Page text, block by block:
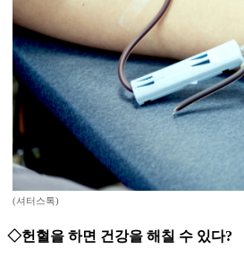
(셔터스톡)
◇헌혈을 하면 건강을 해칠 수 있다?